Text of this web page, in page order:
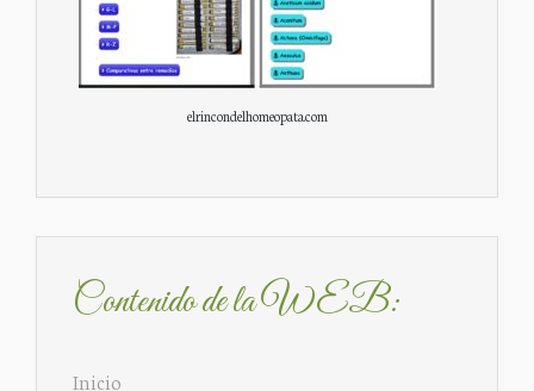
elrincondelhomeopata.com
Contenido de la WEB:
Inicio